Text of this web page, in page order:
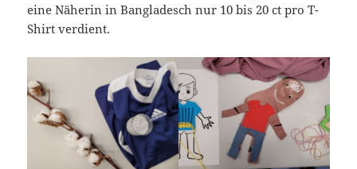
eine Näherin in Bangladesch nur 10 bis 20 ct pro T-
Shirt verdient.